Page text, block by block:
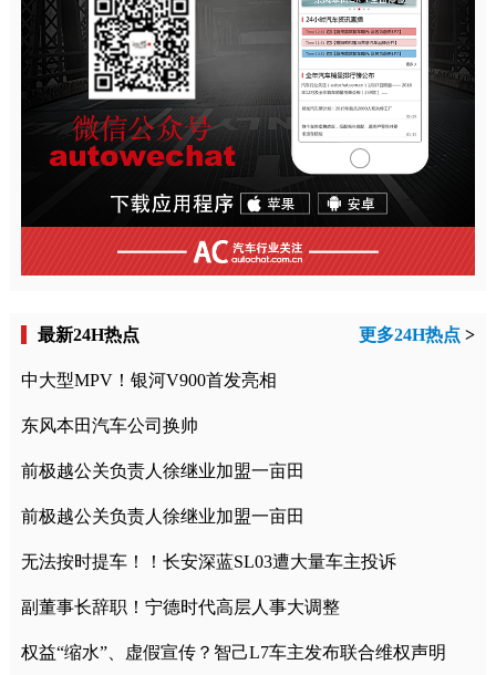
最新24H热点 更多24H热点 >
中大型MPV！银河V900首发亮相
东风本田汽车公司换帅
前极越公关负责人徐继业加盟一亩田
前极越公关负责人徐继业加盟一亩田
无法按时提车！！长安深蓝SL03遭大量车主投诉
副董事长辞职！宁德时代高层人事大调整
权益“缩水”、虚假宣传？智己L7车主发布联合维权声明